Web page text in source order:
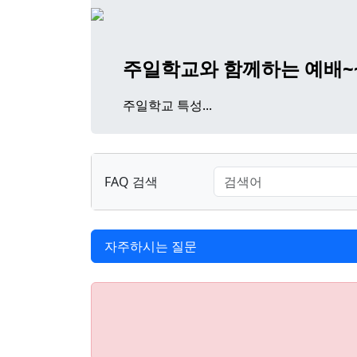
주일학교와 함께하는 예배
주일학교 특성...
FAQ 검색
자주하시는 질문